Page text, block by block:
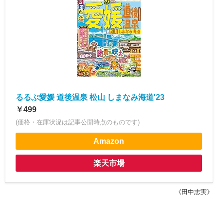
るるぶ愛媛 道後温泉 松山 しまなみ海道'23
￥499
(価格・在庫状況は記事公開時点のものです)
Amazon
楽天市場
《田中志実》